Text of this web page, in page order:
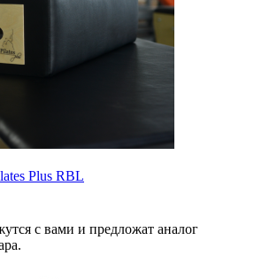
Plus RBL
с вами и предложат аналог